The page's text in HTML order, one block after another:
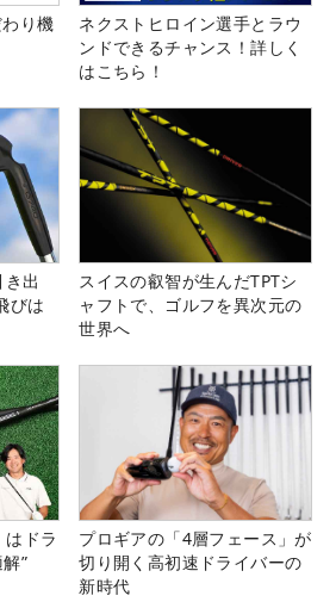
り機
ネクストヒロイン選手とラウ
ンドできるチャンス！詳しく
はこちら！
き出
びは
スイスの叡智が生んだTPTシ
ャフトで、ゴルフを異次元の
世界へ
はドラ
”
プロギアの「4層フェース」が
切り開く高初速ドライバーの
新時代